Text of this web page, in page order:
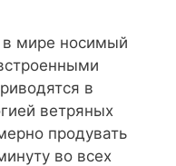
мире носимый
в
ветряных
продувать
во всех